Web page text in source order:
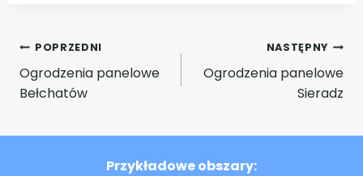
POPRZEDNI
Ogrodzenia panelowe
Bełchatów
NASTĘPNY
Ogrodzenia panelowe
Sieradz
Przykładowe obszary: